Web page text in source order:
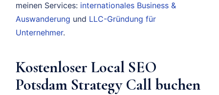
meinen Services: internationales Business &
Auswanderung und LLC-Gründung für
Unternehmer.
Kostenloser Local SEO
Potsdam Strategy Call buchen